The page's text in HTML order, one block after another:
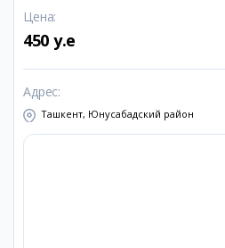
Цена:
450 y.e
Адрес:
Ташкент, Юнусабадский район